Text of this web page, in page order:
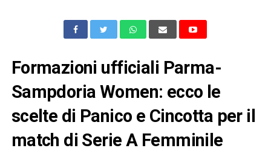
Formazioni ufficiali Parma-
Sampdoria Women: ecco le
scelte di Panico e Cincotta per il
match di Serie A Femminile